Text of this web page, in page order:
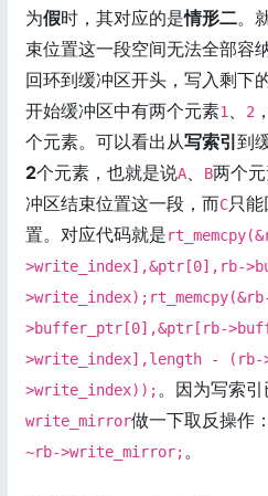
为假时，其对应的是情形二。
束位置这一段空间无法全部容
回环到缓冲区开头，写入剩下
开始缓冲区中有两个元素1 、 2
个元素。可以看出从写索引 到
2个元素，也就是说A、 B两个
冲区结束位置这一段，而C只
置。对应代码就是
>write_index],&ptr[0],rb-
>buffer_ptr[0],&ptr[rb-
>write_index],length -
>write_index));。因为写索
write_mirror做一下取反操作：
~rb->write_mirror;。